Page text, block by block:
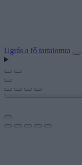
Ugrás a fő tartalomra